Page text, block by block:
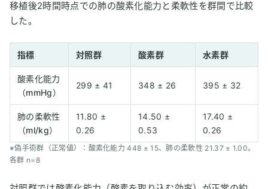
移植後2時間時点での肺の酸素化能力と柔軟性を群間で比較
した。
指標 対照群 酸素群 水素群
酸素化能力
（mmHg）
299 ± 41 348 ± 26 395 ± 32
肺の柔軟性
（ml/kg）
11.80 ±
0.26
14.50 ±
0.53
17.40 ±
0.26
※偽手術群（正常値）：酸素化能力 448 ± 15、肺の柔軟性 21.37 ± 1.00。
各群 n=8